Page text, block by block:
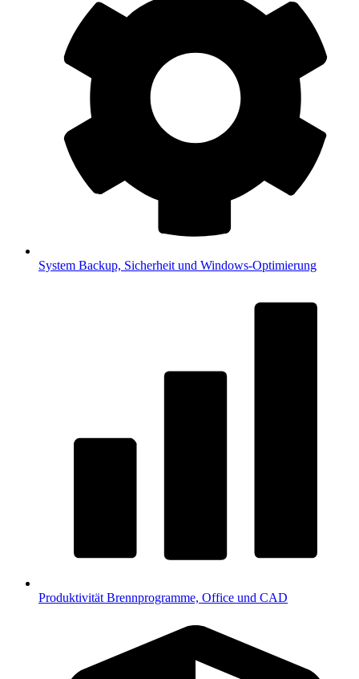
System Backup, Sicherheit und Windows-Optimierung
Produktivität Brennprogramme, Office und CAD